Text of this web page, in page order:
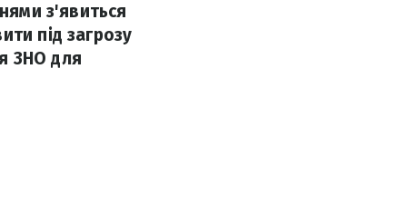
з'явиться
під загрозу
ЗНО для